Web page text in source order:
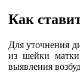
Как
Для уточнения
из шейки
выявления